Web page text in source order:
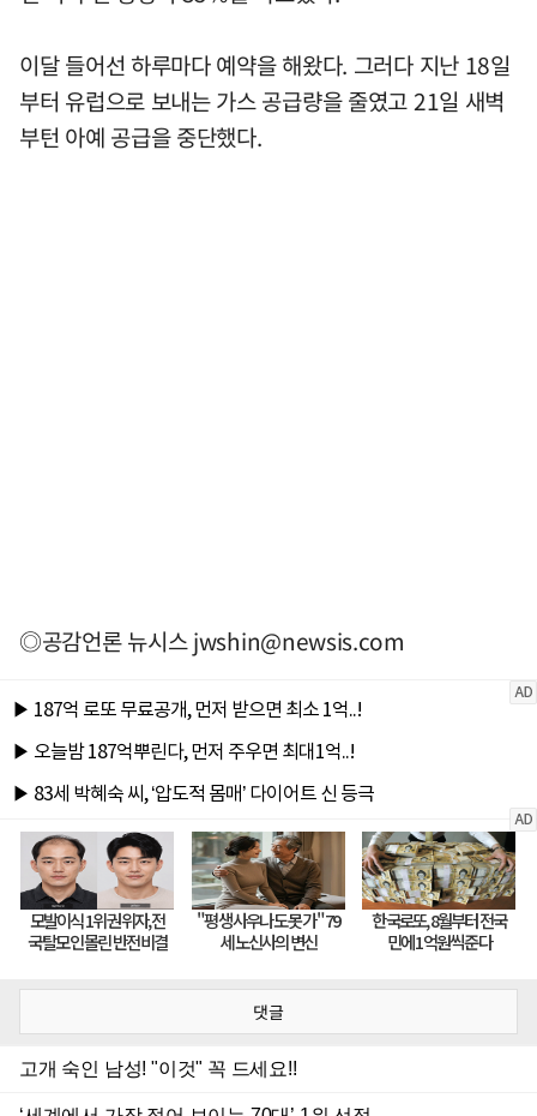
이달 들어선 하루마다 예약을 해왔다. 그러다 지난 18일
부터 유럽으로 보내는 가스 공급량을 줄였고 21일 새벽
부턴 아예 공급을 중단했다.
◎공감언론 뉴시스jwshin@newsis.com
댓글